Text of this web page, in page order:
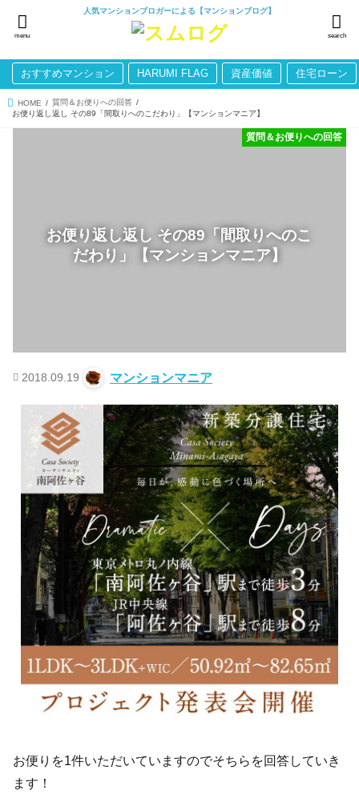
人気マンションブロガーによる【マンションブログ】
search
menu
おすすめマンション HARUMI FLAG 資産価値 住宅ローン
HOME
質問＆お便りへの回答
お便り返し返し その89「間取りへのこだわり」【マンションマニア】
お便り返し返し その89「間取りへのこ
だわり」【マンションマニア】
質問＆お便りへの回答
2018.09.19 マンションマニア
お便りを1件いただいていますのでそちらを回答していき
ます！